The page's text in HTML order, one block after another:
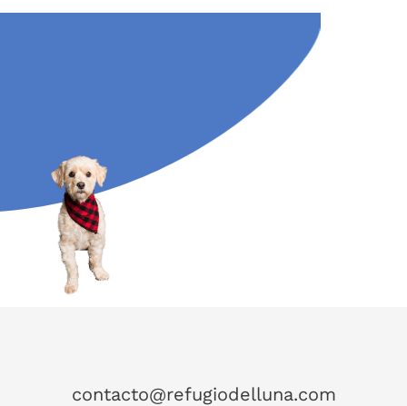
contacto@refugiodelluna.com